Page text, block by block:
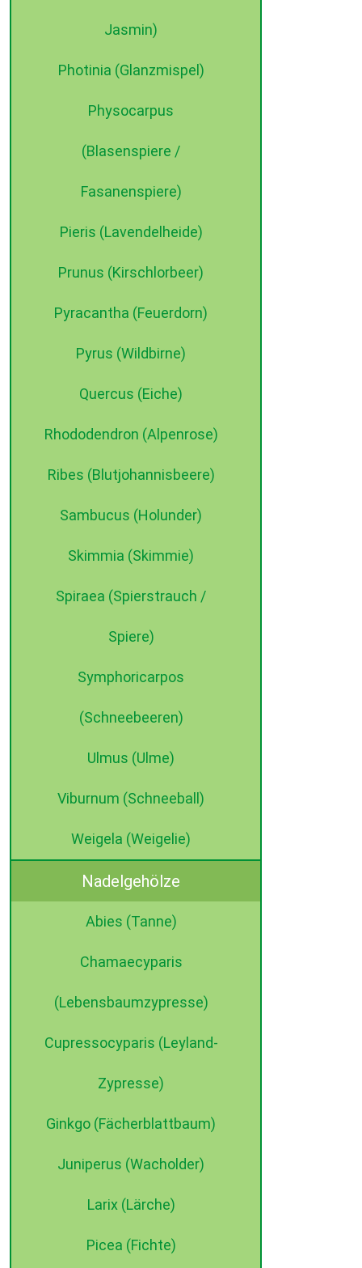
Jasmin)
Photinia (Glanzmispel)
Physocarpus
(Blasenspiere /
Fasanenspiere)
Pieris (Lavendelheide)
Prunus (Kirschlorbeer)
Pyracantha (Feuerdorn)
Pyrus (Wildbirne)
Quercus (Eiche)
Rhododendron (Alpenrose)
Ribes (Blutjohannisbeere)
Sambucus (Holunder)
Skimmia (Skimmie)
Spiraea (Spierstrauch /
Spiere)
Symphoricarpos
(Schneebeeren)
Ulmus (Ulme)
Viburnum (Schneeball)
Weigela (Weigelie)
Nadelgehölze
Abies (Tanne)
Chamaecyparis
(Lebensbaumzypresse)
Cupressocyparis (Leyland-
Zypresse)
Ginkgo (Fächerblattbaum)
Juniperus (Wacholder)
Larix (Lärche)
Picea (Fichte)